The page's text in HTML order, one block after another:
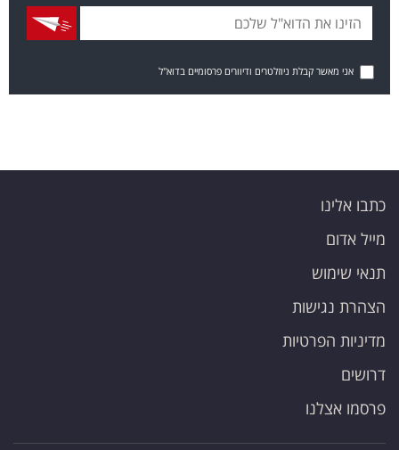
אני מאשר קבלת ניוזלטרים ודיוורים פרסומיים בדוא"ל
כתבו אלינו
מייל אדום
תנאי שימוש
הצהרת נגישות
מדיניות הפרטיות
דרושים
פרסמו אצלנו